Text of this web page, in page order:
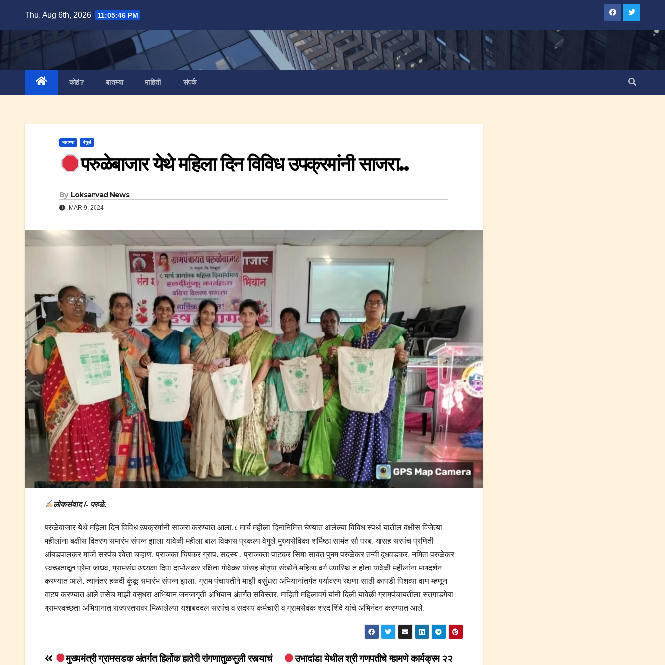
content
Thu. Aug 6th, 2026 11:05:47 PM
कोहं? बातम्या माहिती संपर्क
बातम्या वेंगुर्ले
परुळेबाजार येथे महिला दिन विविध उपक्रमांनी साजरा..
By Loksanvad News
MAR 9, 2024
लोकसंवाद /- परुळे.
परुळेबाजार येथे महिला दिन विविध उपक्रमांनी साजरा करण्यात आला.८ मार्च महीला दिनानिमित्त घेण्यात आलेल्या विविध स्पर्धा यातील बक्षीस विजेत्या
महीलांना बक्षीस वितरण समारंभ संपन्न झाला यावेळी महीला बाल विकास प्रकल्प वेगुले मुख्यसेविका शर्मिष्ठा सामंत सौ परब. यासह सरपंच प्रणिती
आंबडपालकर माजी सरपंच श्वेता चव्हाण, प्राजका चिपकर ग्राप. सदस्य . प्राजक्ता पाटकर सिमा सावंत पुनम परुळेकर तन्वी दुधवडकर, नमिता परुळेकर
स्वच्छतादूत प्रेमा जाधव, ग्रामसंघ अध्यक्षा दिपा दाभोलकर रक्षिता गोवेकर यांसह मोठ्या संख्येने महिला वर्ग उपास्थि त होता यावेळी महीलांना मागदर्शन
करण्यात आले. त्यानंतर हळदी कुंकू समारंभ संपन्न झाला. ग्राम पंचायतीने माझी वसुंधरा अभियानांतर्गत पर्यावरण रक्षणा साठी कापडी पिशव्या वाण म्हणून
वाटप करण्यात आले तसेच माझी वसुधंरा अभियान जनजागृती अभियान अंतर्गत सविस्तर. माहिती महिलावर्ग यांनी दिली यावेळी ग्रामपंचायतीला संतगाडगेबा
ग्रामस्वच्छता अभियानात राज्यस्तरावर मिळालेल्या यशाबददल सरपंच व सदस्य कर्मचारी व ग्रामसेवक शरद शिंदे यांचे अभिनंदन करण्यात आले.
उभादांडा येथील श्री गणपतीचे म्हामणे कार्यक्रम २२
मुख्यमंत्री ग्रामसडक अंतर्गत हिर्लोक हातेरी रांगणातुळसुली रस्त्याचं